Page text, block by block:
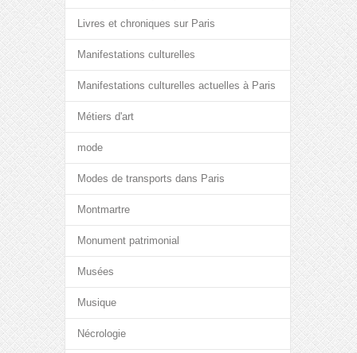
Livres et chroniques sur Paris
Manifestations culturelles
Manifestations culturelles actuelles à Paris
Métiers d'art
mode
Modes de transports dans Paris
Montmartre
Monument patrimonial
Musées
Musique
Nécrologie